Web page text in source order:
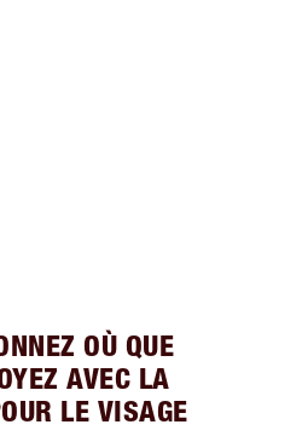
OÙ QUE
AVEC LA
LE VISAGE